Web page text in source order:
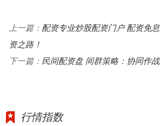
上一篇： 配资专业炒股配资门户 配资免
资之路！
下一篇： 民间配资盘 间群策略：协同作
行情指数